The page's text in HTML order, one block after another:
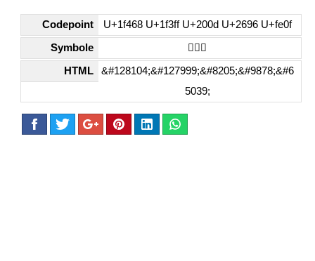
Codepoint U+1f468 U+1f3ff U+200d U+2696 U+fe0f
Symbole 👨🏿‍⚖️
HTML
&#128104;&#127999;&#8205;&#9878;&#6
5039;